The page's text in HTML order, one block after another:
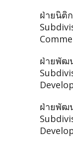
ฝ่ายนิติ
ฝ่ายพัฒ
ฝ่ายพัฒ